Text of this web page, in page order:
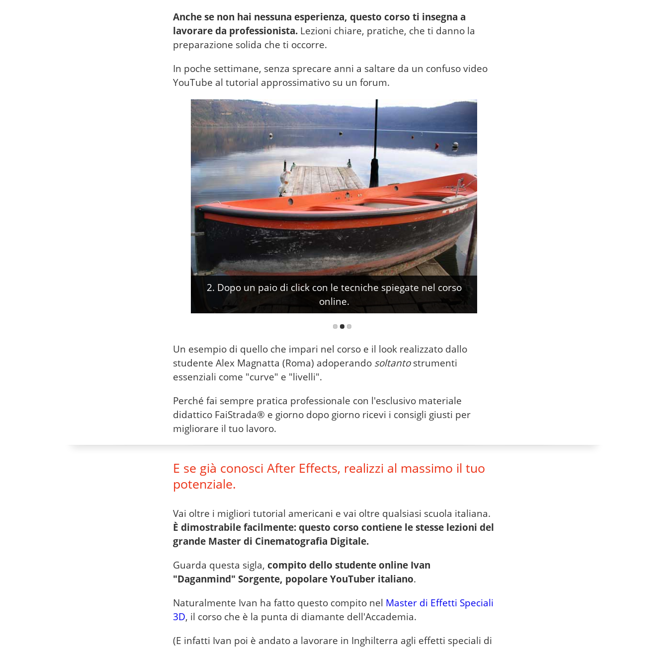
Anche se non hai nessuna esperienza, questo corso ti insegna a
lavorare da professionista. Lezioni chiare, pratiche, che ti danno la
preparazione solida che ti occorre.
In poche settimane, senza sprecare anni a saltare da un confuso video
YouTube al tutorial approssimativo su un forum.
2. Dopo un paio di click con le tecniche spiegate nel corso
online.
Un esempio di quello che impari nel corso e il look realizzato dallo
studente Alex Magnatta (Roma) adoperando soltantostrumenti
essenziali come "curve" e "livelli".
Perché fai sempre pratica professionale con l'esclusivo materiale
didattico FaiStrada® e giorno dopo giorno ricevi i consigli giusti per
migliorare il tuo lavoro.
E se già conosci After Effects, realizzi al massimo il tuo
potenziale.
Vai oltre i migliori tutorial americani e vai oltre qualsiasi scuola italiana.
È dimostrabile facilmente: questo corso contiene le stesse lezioni del
grande Master di Cinematografia Digitale.
Guarda questa sigla, compito dello studente online Ivan
"Daganmind" Sorgente, popolare YouTuber italiano.
Naturalmente Ivan ha fatto questo compito nel Master di Effetti Speciali
3D, il corso che è la punta di diamante dell'Accademia.
(E infatti Ivan poi è andato a lavorare in Inghilterra agli effetti speciali di